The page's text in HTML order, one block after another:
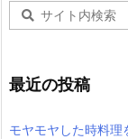
最近の投稿
モヤモヤした時料理